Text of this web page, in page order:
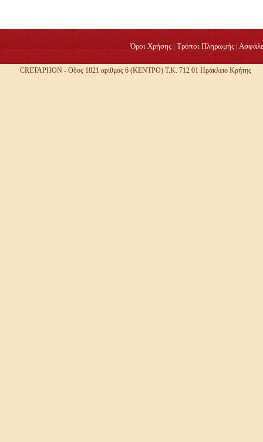
Όροι Χρήσης | Τρόποι Πληρωμής |
CRETAPHON - Οδος 1821 αριθμος 6 (ΚΕΝΤΡΟ) Τ.Κ. 712 01 Ηράκλειο Κρήτης